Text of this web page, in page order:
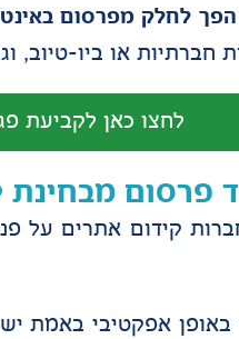
לחלק מפרסום
או ביו-טיוב,
לחצו כאן לקביעת
פרסום מבחינת
קידום אתרים על
אפקטיבי באמת